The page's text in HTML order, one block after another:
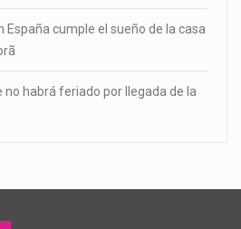
cumple el sueño de la casa
no habrá feriado por llegada de la